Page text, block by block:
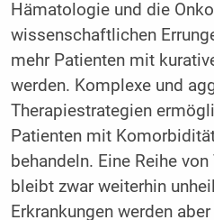
Hämatologie und die
wissenschaftlichen
mehr Patienten mit
werden. Komplexe und
Therapiestrategien
Patienten mit
behandeln. Eine Reihe
bleibt zwar weiterhin
Erkrankungen werden